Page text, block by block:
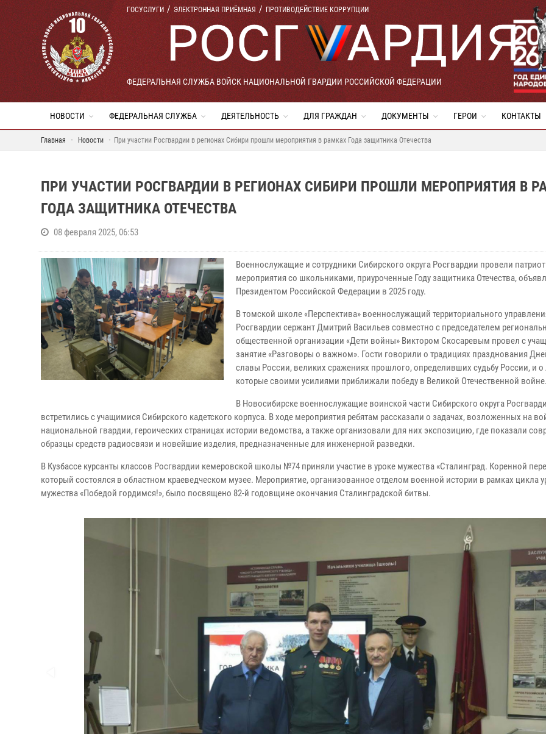
ГОСУСЛУГИ ЭЛЕКТРОННАЯ ПРИЁМНАЯ ПРОТИВОДЕЙСТВИЕ КОРРУПЦИИ
ФЕДЕРАЛЬНАЯ СЛУЖБА ВОЙСК НАЦИОНАЛЬНОЙ ГВАРДИИ РОССИЙСКОЙ ФЕДЕРАЦИИ
НОВОСТИ ФЕДЕРАЛЬНАЯ СЛУЖБА ДЕЯТЕЛЬНОСТЬ ДЛЯ ГРАЖДАН ДОКУМЕНТЫ ГЕРОИ КОНТАКТЫ
Главная Новости При участии Росгвардии в регионах Сибири прошли мероприятия в рамках Года защитника Отечества
ПРИ УЧАСТИИ РОСГВАРДИИ В РЕГИОНАХ СИБИРИ ПРОШЛИ МЕРОПРИЯТИЯ В
ГОДА ЗАЩИТНИКА ОТЕЧЕСТВА
08 февраля 2025, 06:53
Военнослужащие и сотрудники Сибирского округа Росгвардии провели
мероприятия со школьниками, приуроченные Году защитника Отечества,
Президентом Российской Федерации в 2025 году.
В томской школе «Перспектива» военнослужащий территориального
Росгвардии сержант Дмитрий Васильев совместно с председателем
общественной организации «Дети войны» Виктором Скосаревым провел с
занятие «Разговоры о важном». Гости говорили о традициях празднования
славы России, великих сражениях прошлого, определивших судьбу России, и
которые своими усилиями приближали победу в Великой Отечественной войне.
В Новосибирске военнослужащие воинской части Сибирского округа
встретились с учащимися Сибирского кадетского корпуса. В ходе мероприятия ребятам рассказали о задачах, возложенных на
национальной гвардии, героических страницах истории ведомства, а также организовали для них экспозицию, где показали
образцы средств радиосвязи и новейшие изделия, предназначенные для инженерной разведки.
В Кузбассе курсанты классов Росгвардии кемеровской школы №74 приняли участие в уроке мужества «Сталинград. Коренной
который состоялся в областном краеведческом музее. Мероприятие, организованное отделом военной истории в рамках цикла
мужества «Победой гордимся!», было посвящено 82-й годовщине окончания Сталинградской битвы.